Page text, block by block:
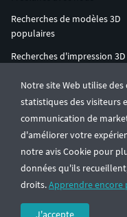
Notre site Web utilise
statistiques des visiteurs
communication de
d'améliorer votre
notre avis Cookie pour
données qu'ils
droits.Apprendre encore
J'accepte
Recherches de modèles 3D
populaires
Recherches d'impression 3D
ENTERPRISE 3D AT SCALE
© CGTrader 2011-2026
UAB CGTrader, Antakalnio
Conditions générales